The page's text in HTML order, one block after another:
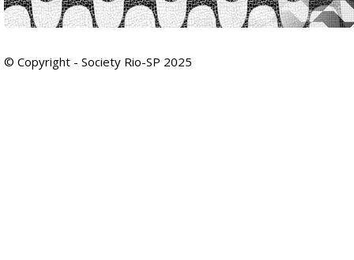
© Copyright - Society Rio-SP 2025